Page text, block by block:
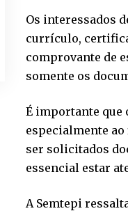
Os interessados
currículo,
comprovante de
somente os
É importante que
especialmente
ser solicitados
essencial estar
A Semtepi